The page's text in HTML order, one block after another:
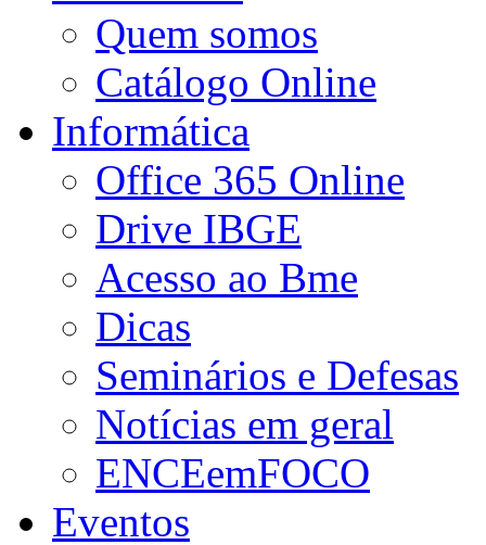
Quem somos
Catálogo Online
Informática
Office 365 Online
Drive IBGE
Acesso ao Bme
Dicas
Seminários e Defesas
Notícias em geral
ENCEemFOCO
Eventos